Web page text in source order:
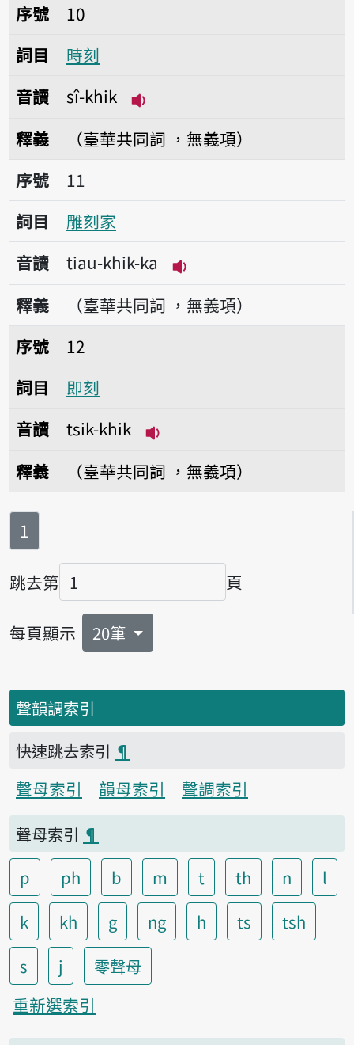
序號10時刻
序號
10
詞目
時刻
音讀
sî-khik
釋義
（臺華共同詞 ，無義項）
序號11雕刻家
序號
11
詞目
雕刻家
音讀
tiau-khik-ka
播放音讀tiau-khik-ka
釋義
（臺華共同詞 ，無義項）
序號12即刻
序號
12
詞目
即刻
音讀
tsik-khik
釋義 （臺華共同詞 ，無義項）
第
1
跳去第
頁碼
頁
每頁顯示 20筆
聲韻調索引
快速跳去索引 ¶
聲母索引
韻母索引
聲調索引
聲母索引 ¶
p
ph b m t th n
l
k
kh g ng h ts
tsh
s
j
零聲母
重新選索引